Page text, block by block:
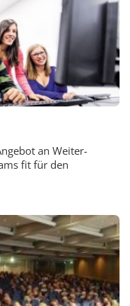
an Weiter­
fit für den